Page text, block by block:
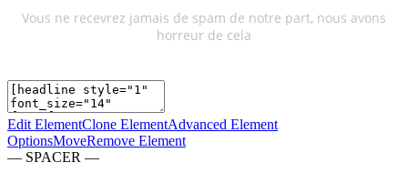
Vous ne recevrez jamais de spam de notre part, nous avons
horreur de cela
Edit ElementClone ElementAdvanced Element
OptionsMoveRemove Element
— SPACER —